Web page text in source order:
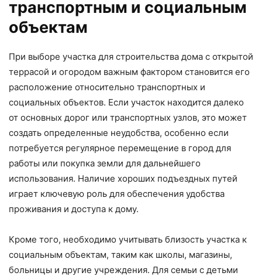
транспортным и социальным
объектам
При выборе участка для строительства дома с открытой
террасой и огородом важным фактором становится его
расположение относительно транспортных и
социальных объектов. Если участок находится далеко
от основных дорог или транспортных узлов, это может
создать определенные неудобства, особенно если
потребуется регулярное перемещение в город для
работы или покупка земли для дальнейшего
использования. Наличие хороших подъездных путей
играет ключевую роль для обеспечения удобства
проживания и доступа к дому.
Кроме того, необходимо учитывать близость участка к
социальным объектам, таким как школы, магазины,
больницы и другие учреждения. Для семьи с детьми